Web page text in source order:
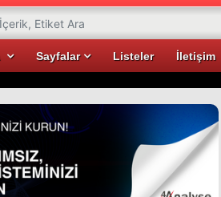
Sayfalar Listeler İletişim